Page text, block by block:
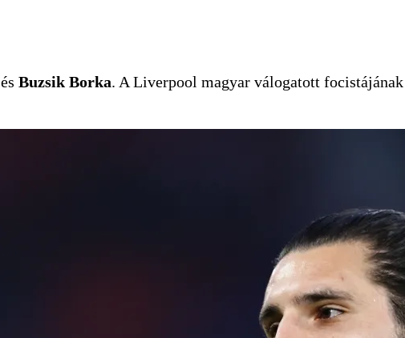
és Buzsik Borka. A Liverpool magyar válogatott